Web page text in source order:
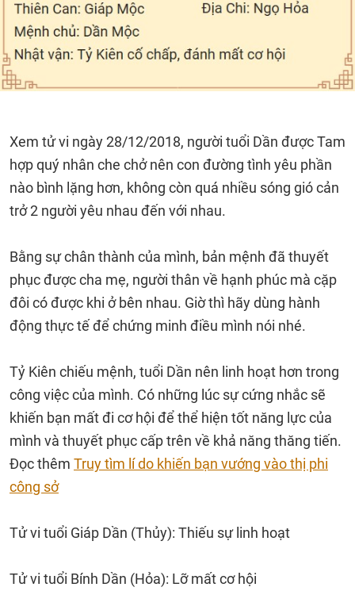
Xem tử vi ngày 28/12/2018, người tuổi Dần được Tam
hợp quý nhân che chở nên con đường tình yêu phần
nào bình lặng hơn, không còn quá nhiều sóng gió cản
trở 2 người yêu nhau đến với nhau.
Bằng sự chân thành của mình, bản mệnh đã thuyết
phục được cha mẹ, người thân về hạnh phúc mà cặp
đôi có được khi ở bên nhau. Giờ thì hãy dùng hành
động thực tế để chứng minh điều mình nói nhé.
Tỷ Kiên chiếu mệnh, tuổi Dần nên linh hoạt hơn trong
công việc của mình. Có những lúc sự cứng nhắc sẽ
khiến bạn mất đi cơ hội để thể hiện tốt năng lực của
mình và thuyết phục cấp trên về khả năng thăng tiến.
Đọc thêm Truy tìm lí do khiến bạn vướng vào thị phi
công sở
Tử vi tuổi Giáp Dần (Thủy): Thiếu sự linh hoạt
Tử vi tuổi Bính Dần (Hỏa): Lỡ mất cơ hội